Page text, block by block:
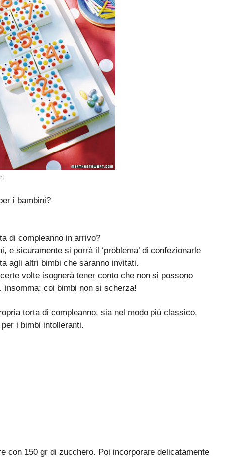
i bambini?
di compleanno in arrivo?
e sicuramente si porrà il ‘problema’ di confezionarle
agli altri bimbi che saranno invitati.
volte isognerà tener conto che non si possono
coi bimbi non si scherza!
torta di compleanno, sia nel modo più classico,
i bimbi intolleranti.
con 150 gr di zucchero. Poi incorporare delicatamente